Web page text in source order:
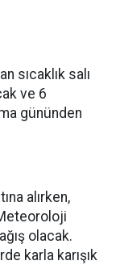
sıcaklık salı
ve 6
gününden
alırken,
olacak.
karla karışık